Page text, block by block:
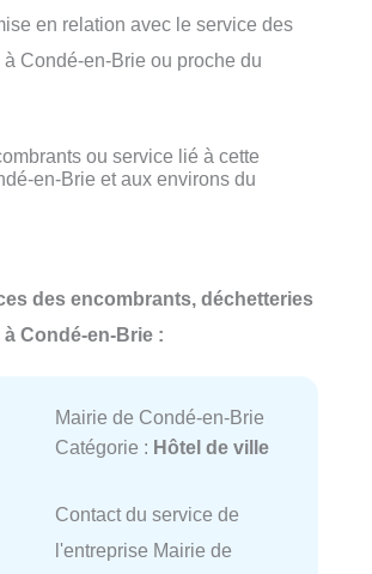
en relation avec le service des
Condé-en-Brie ou proche du
ou service lié à cette
en-Brie et aux environs du
des encombrants, déchetteries
Condé-en-Brie :
Mairie de Condé-en-Brie
Catégorie : Hôtel de ville
Contact du service de
l'entreprise Mairie de